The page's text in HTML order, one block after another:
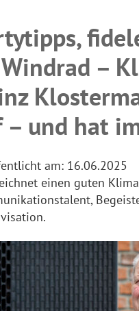
–
– und hat
am: 16.06.2025
einen guten